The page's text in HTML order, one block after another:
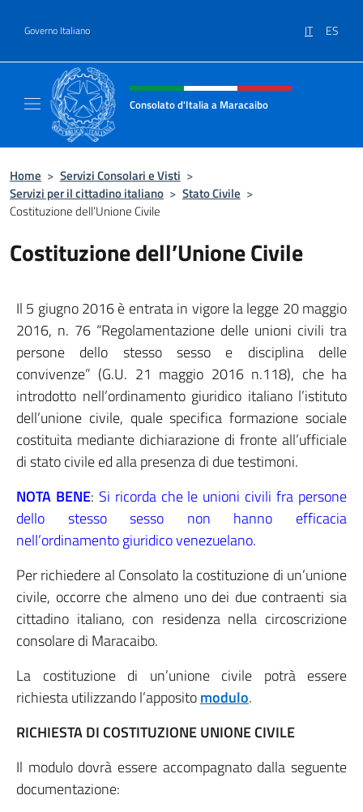
Governo Italiano IT ES
Intestazione sito, social e menù
Consolato d'Italia a Maracaibo
Home > Servizi Consolari e Visti >
Servizi per il cittadino italiano > Stato Civile >
Costituzione dell’Unione Civile
Costituzione dell’Unione Civile
Il 5 giugno 2016 è entrata in vigore la legge 20 maggio
2016, n. 76 “Regolamentazione delle unioni civili tra
persone dello stesso sesso e disciplina delle
convivenze” (G.U. 21 maggio 2016 n.118), che ha
introdotto nell’ordinamento giuridico italiano l’istituto
dell’unione civile, quale specifica formazione sociale
costituita mediante dichiarazione di fronte all’ufficiale
di stato civile ed alla presenza di due testimoni.
NOTA BENE: Si ricorda che le unioni civili fra persone
dello stesso sesso non hanno efficacia
nell’ordinamento giuridico venezuelano.
Per richiedere al Consolato la costituzione di un’unione
civile, occorre che almeno uno dei due contraenti sia
cittadino italiano, con residenza nella circoscrizione
consolare di Maracaibo.
La costituzione di un’unione civile potrà essere
richiesta utilizzando l’appositomodulo.
RICHIESTA DI COSTITUZIONE UNIONE CIVILE
Il modulo dovrà essere accompagnato dalla seguente
documentazione: